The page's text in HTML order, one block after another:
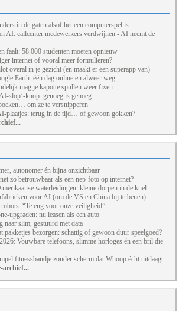
in de gaten alsof het een computerspel is
AI: callcenter medewerkers verdwijnen - AI neemt de
faalt: 58.000 studenten moeten opnieuw
internet of vooral meer formulieren?
overal in je gezicht (en maakt er een superapp van)
Earth: één dag online en alweer weg
mag je kapotte spullen weer fixen
slop’-knop: genoeg is genoeg
om ze te versnipperen
plaatjes: terug in de tijd… of gewoon gokken?
autonomer én bijna onzichtbaar
zo betrouwbaar als een nep-foto op internet?
waterleidingen: kleine dorpen in de knel
voor AI (om de VS en China bij te benen)
“Te eng voor onze veiligheid”
upgraden: nu leasen als een auto
naar slim, gestuurd met data
pakketjes bezorgen: schattig of gewoon duur speelgoed?
Vouwbare telefoons, slimme horloges én een bril die
fitnessbandje zonder scherm dat Whoop écht uitdaagt
archief...